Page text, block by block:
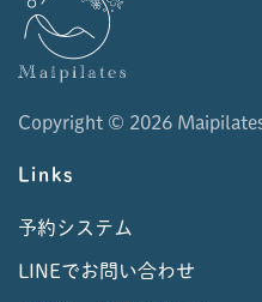
Copyright © 2026
Links
予約システム
LINEでお問い合わせ